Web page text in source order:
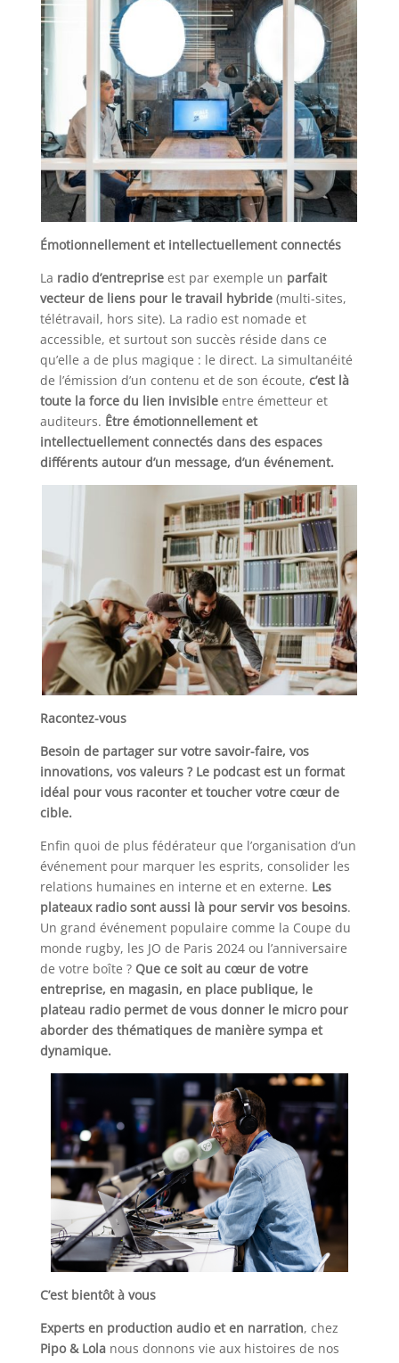
Émotionnellement et intellectuellement connectés
La radio d’entrepriseest par exemple un parfait
vecteur de liens pour le travail hybride(multi-sites,
télétravail, hors site). La radio est nomade et
accessible, et surtout son succès réside dans ce
qu’elle a de plus magique : le direct. La simultanéité
de l’émission d’un contenu et de son écoute, c’est là
toute la force du lien invisible entre émetteur et
auditeurs. Être émotionnellement et
intellectuellement connectés dans des espaces
différents autour d’un message, d’un événement.
Racontez-vous
Besoin de partager sur votre savoir-faire, vos
innovations, vos valeurs ? Le podcast est un format
idéal pour vous raconter et toucher votre cœur de
cible.
Enfin quoi de plus fédérateur que l’organisation d’un
événement pour marquer les esprits, consolider les
relations humaines en interne et en externe. Les
plateaux radio sont aussi là pour servir vos besoins.
Un grand événement populaire comme la Coupe du
monde rugby, les JO de Paris 2024 ou l’anniversaire
de votre boîte ? Que ce soit au cœur de votre
entreprise, en magasin, en place publique, le
plateau radio permet de vous donner le micro pour
aborder des thématiques de manière sympa et
dynamique.
C’est bientôt à vous
Experts en production audio et en narration, chez
Pipo & Lolanous donnons vie aux histoires de nos